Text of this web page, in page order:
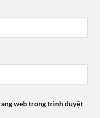
web trong trình duyệt